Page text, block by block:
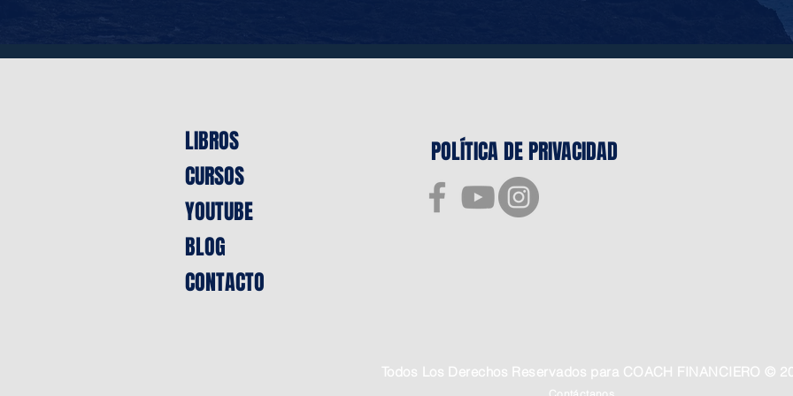
LIBROS
CURSOS
YOUTUBE
POLÍTICA DE PRIVACIDAD
BLOG
CONTACTO
Todos Los Derechos Reservados para COACH FINANCIERO ©